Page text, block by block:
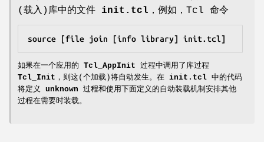
(载入)库中的文件 init.tcl ，例如，Tcl 命令
source [file join [info library] init.tcl]
如果在一个应用的 Tcl_AppInit 过程中调用了库过程
Tcl_Init ，则这(个加载)将自动发生。在 init.tcl 中的代码
将定义 unknown 过程和使用下面定义的自动装载机制安排其他
过程在需要时装载。